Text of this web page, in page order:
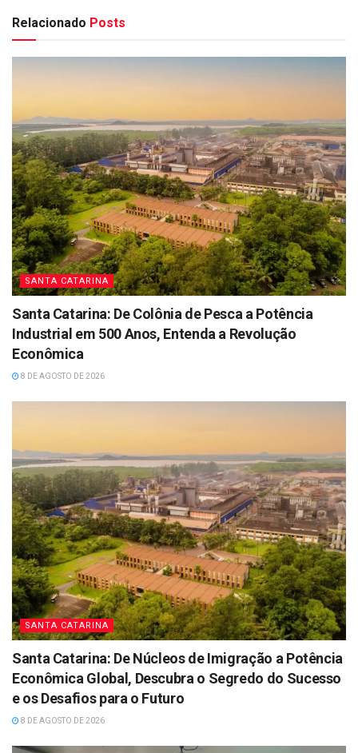
Relacionado Posts
SANTA CATARINA
Santa Catarina: De Colônia de Pesca a Potência
Industrial em 500 Anos, Entenda a Revolução
Econômica
8 DE AGOSTO DE 2026
SANTA CATARINA
Santa Catarina: De Núcleos de Imigração a Potência
Econômica Global, Descubra o Segredo do Sucesso
e os Desafios para o Futuro
8 DE AGOSTO DE 2026